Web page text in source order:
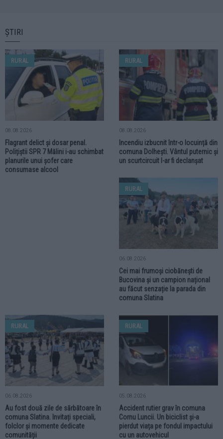
ȘTIRI
RURAL
08.08.2026
Flagrant delict și dosar penal.
Polițiștii SPR 7 Mălini i-au schimbat
planurile unui șofer care
consumase alcool
RURAL
08.08.2026
Incendiu izbucnit într-o locuință din
comuna Dolhești. Vântul puternic și
un scurtcircuit l-ar fi declanșat
RURAL
06.08.2026
Cei mai frumoși ciobănești de
Bucovina și un campion național
au făcut senzație la parada din
comuna Slatina
RURAL
06.08.2026
Au fost două zile de sărbătoare în
comuna Slatina. Invitați speciali,
folclor și momente dedicate
comunității
RURAL
05.08.2026
Accident rutier grav în comuna
Cornu Luncii. Un biciclist și-a
pierdut viața pe fondul impactului
cu un autovehicul